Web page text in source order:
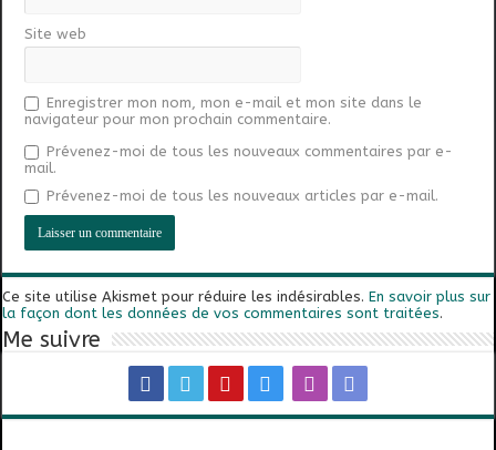
Site web
Enregistrer mon nom, mon e-mail et mon site dans le
navigateur pour mon prochain commentaire.
Prévenez-moi de tous les nouveaux commentaires par e-
mail.
Prévenez-moi de tous les nouveaux articles par e-mail.
Ce site utilise Akismet pour réduire les indésirables.En savoir plus sur
la façon dont les données de vos commentaires sont traitées.
Me suivre